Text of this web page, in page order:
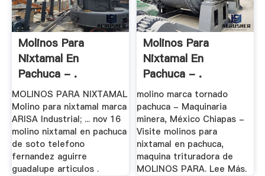
Molinos Para
Nixtamal En
Pachuca - .
MOLINOS PARA NIXTAMAL
Molino para nixtamal marca
ARISA Industrial; ... nov 16
molino nixtamal en pachuca
de soto telefono
fernandez aguirre
guadalupe articulos .
Molinos Para
Nixtamal En
Pachuca - .
molino marca tornado
pachuca - Maquinaria
minera, México Chiapas -
Visite molinos para
nixtamal en pachuca,
maquina trituradora de
MOLINOS PARA. Lee Más.